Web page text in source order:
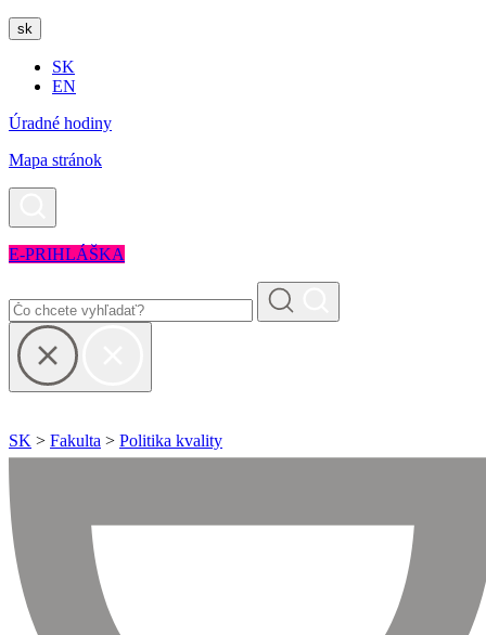
sk
SK
EN
Úradné hodiny
Mapa stránok
E-PRIHLÁŠKA
SK > Fakulta > Politika kvality